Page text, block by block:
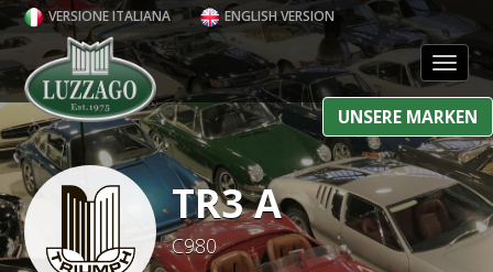
VERSIONE ITALIANA ENGLISH VERSION
UNSERE MARKEN
TR3 A
C980